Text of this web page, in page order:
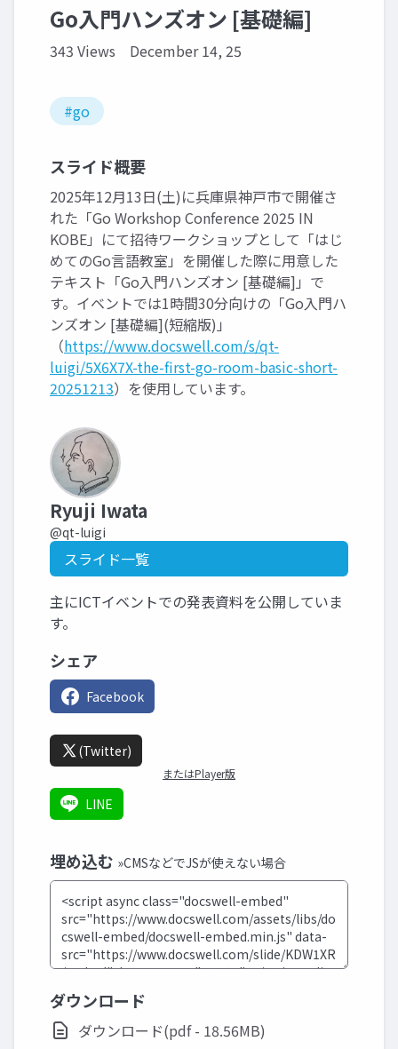
Go入門ハンズオン [基礎編]
343 Views December 14, 25
#go
スライド概要
2025年12月13日(土)に兵庫県神戸市で開催さ
れた「Go Workshop Conference 2025 IN
KOBE」にて招待ワークショップとして「はじ
めてのGo言語教室」を開催した際に用意した
テキスト「Go入門ハンズオン [基礎編]」で
す。イベントでは1時間30分向けの「Go入門ハ
ンズオン [基礎編](短縮版)」
（https://www.docswell.com/s/qt-
luigi/5X6X7X-the-first-go-room-basic-short-
20251213）を使用しています。
Ryuji Iwata
@qt-luigi
スライド一覧
主にICTイベントでの発表資料を公開していま
す。
シェア
Facebook
(Twitter)
またはPlayer版
LINE
埋め込む »CMSなどでJSが使えない場合
ダウンロード
ダウンロード(pdf - 18.56MB)